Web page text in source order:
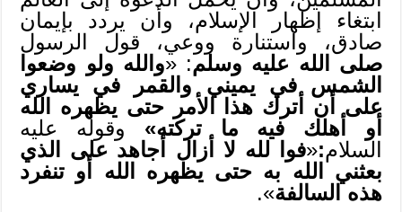
ابتغاء إظهار الإسلام، وأن يردد بإيمان
صادق، واستنارة ووعي، قول الرسول
صلى الله عليه وسلم: «والله ولو وضعوا
الشمس في يميني والقمر في يساري
على أن أترك هذا الأمر حتى يظهره الله
أو أهلك فيه ما تركته» وقوله عليه
السلام:
«فوا لله لا أزال أجاهد على الذي
بعثني الله به حتى يظهره الله أو تنفرد
هذه السالفة».